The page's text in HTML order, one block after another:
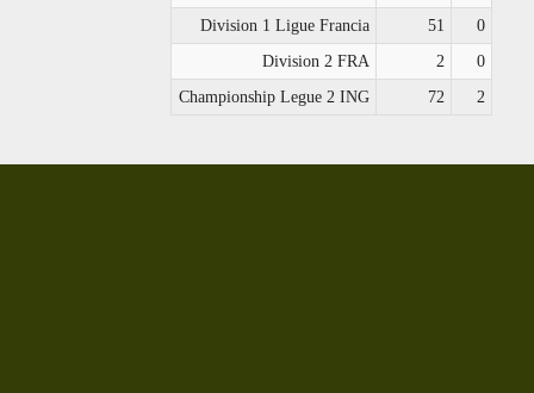
Division 1 Ligue Francia
51
0
Division 2 FRA
2
0
Championship Legue 2 ING
72 2